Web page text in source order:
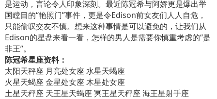
是运动，言论令人印象深刻。最近陈冠希与阿娇更是爆出举
国瞠目的“艳照门”事件，更是令Edison前女友们人人自危，
只能偷叹交友不慎。想来这种事情是可以避免的，让我们从
Edison的星盘来看一看，怎样的男人是需要你慎重考虑的“是
非王”。
陈冠希星座资料：
太阳天秤座 月亮处女座 水星天蝎座
火星天蝎座 金星处女座 木星处女座
土星天秤座 天王星天蝎座 冥王星天秤座 海王星射手座